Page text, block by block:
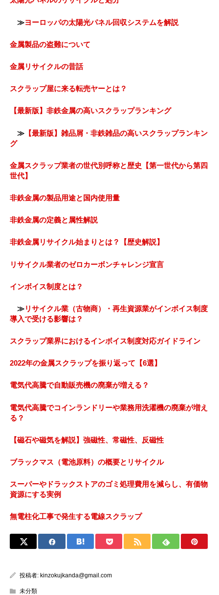
≫ヨーロッパの太陽光パネル回収システムを解説
金属製品の盗難について
金属リサイクルの昔話
スクラップ屋に来る転売ヤーとは？
【最新版】非鉄金属の高いスクラップランキング
≫ 【最新版】雑品屑・非鉄雑品の高いスクラップランキン
グ
金属スクラップ業者の世代別呼称と歴史【第一世代から第四
世代】
非鉄金属の製品用途と国内使用量
非鉄金属の定義と属性解説
非鉄金属リサイクル始まりとは？【歴史解説】
リサイクル業者のゼロカーボンチャレンジ宣言
インボイス制度とは？
≫リサイクル業（古物商）・再生資源業がインボイス制度
導入で受ける影響は？
スクラップ業界におけるインボイス制度対応ガイドライン
2022年の金属スクラップを振り返って【6選】
電気代高騰で自動販売機の廃棄が増える？
電気代高騰でコインランドリーや業務用洗濯機の廃棄が増え
る？
【磁石や磁気を解説】強磁性、常磁性、反磁性
ブラックマス（電池原料）の概要とリサイクル
スーパーやドラックストアのゴミ処理費用を減らし、有価物
資源にする実例
無電柱化工事で発生する電線スクラップ
投稿者: kinzokujkanda@gmail.com
未分類